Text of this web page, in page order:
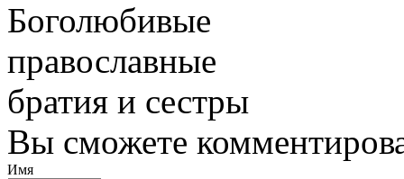
Боголюбивые
православные
братия и сестры
Вы сможете
Имя